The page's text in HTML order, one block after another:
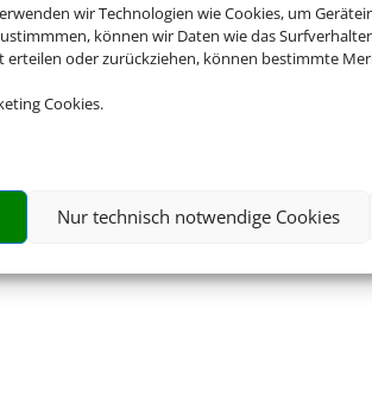
wir Technologien wie Cookies, um
können wir Daten wie das
erteilen oder zurückziehen, können bestimmte
Cookies.
Nur technisch notwendige Cookies